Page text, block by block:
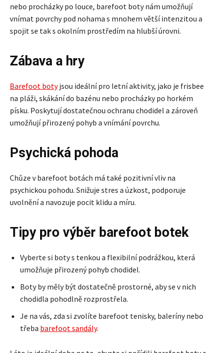
nebo procházky po louce, barefoot boty nám umožňují
vnímat povrchy pod nohama s mnohem větší intenzitou a
spojit se tak s okolním prostředím na hlubší úrovni.
Zábava a hry
Barefoot botyjsou ideální pro letní aktivity, jako je frisbee
na pláži, skákání do bazénu nebo procházky po horkém
písku. Poskytují dostatečnou ochranu chodidel a zároveň
umožňují přirozený pohyb a vnímání povrchu.
Psychická pohoda
Chůze v barefoot botách má také pozitivní vliv na
psychickou pohodu. Snižuje stres a úzkost, podporuje
uvolnění a navozuje pocit klidu a míru.
Tipy pro výběr barefoot botek
Vyberte si boty s tenkou a flexibilní podrážkou, která
umožňuje přirozený pohyb chodidel.
Boty by měly být dostatečně prostorné, aby se v nich
chodidla pohodlně rozprostřela.
Je na vás, zda si zvolíte barefoot tenisky, baleríny nebo
třeba barefoot sandály.